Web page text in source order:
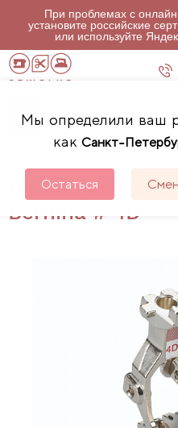
При проблемах с
установите российские
или используйте
Мы определили ваш
как Санкт-
Остаться
Лапка для
Bernina # 4D